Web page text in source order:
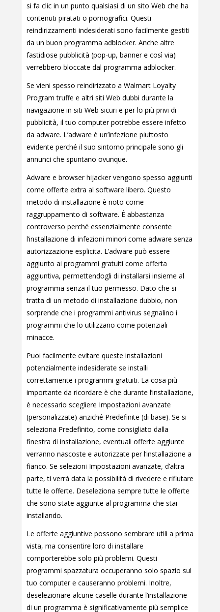
si fa clic in un punto qualsiasi di un sito Web che ha
contenuti piratati o pornografici. Questi
reindirizzamenti indesiderati sono facilmente gestiti
da un buon programma adblocker. Anche altre
fastidiose pubblicità (pop-up, banner e così via)
verrebbero bloccate dal programma adblocker.
Se vieni spesso reindirizzato a Walmart Loyalty
Program truffe e altri siti Web dubbi durante la
navigazione in siti Web sicuri e per lo più privi di
pubblicità, il tuo computer potrebbe essere infetto
da adware. L’adware è un’infezione piuttosto
evidente perché il suo sintomo principale sono gli
annunci che spuntano ovunque.
Adware e browser hijacker vengono spesso aggiunti
come offerte extra al software libero. Questo
metodo di installazione è noto come
raggruppamento di software. È abbastanza
controverso perché essenzialmente consente
l’installazione di infezioni minori come adware senza
autorizzazione esplicita. L’adware può essere
aggiunto ai programmi gratuiti come offerta
aggiuntiva, permettendogli di installarsi insieme al
programma senza il tuo permesso. Dato che si
tratta di un metodo di installazione dubbio, non
sorprende che i programmi antivirus segnalino i
programmi che lo utilizzano come potenziali
minacce.
Puoi facilmente evitare queste installazioni
potenzialmente indesiderate se installi
correttamente i programmi gratuiti. La cosa più
importante da ricordare è che durante l’installazione,
è necessario scegliere Impostazioni avanzate
(personalizzate) anziché Predefinite (di base). Se si
seleziona Predefinito, come consigliato dalla
finestra di installazione, eventuali offerte aggiunte
verranno nascoste e autorizzate per l’installazione a
fianco. Se selezioni Impostazioni avanzate, d’altra
parte, ti verrà data la possibilità di rivedere e rifiutare
tutte le offerte. Deseleziona sempre tutte le offerte
che sono state aggiunte al programma che stai
installando.
Le offerte aggiuntive possono sembrare utili a prima
vista, ma consentire loro di installare
comporterebbe solo più problemi. Questi
programmi spazzatura occuperanno solo spazio sul
tuo computer e causeranno problemi. Inoltre,
deselezionare alcune caselle durante l’installazione
di un programma è significativamente più semplice